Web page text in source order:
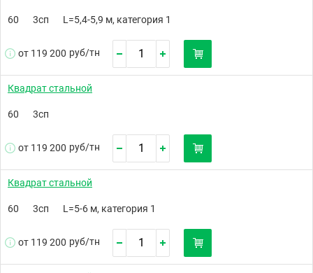
60 3сп L=5,4-5,9 м, категория 1
от 119 200 руб/тн
Квадрат стальной
60 3сп
от 119 200 руб/тн
Квадрат стальной
60 3сп L=5-6 м, категория 1
от 119 200 руб/тн